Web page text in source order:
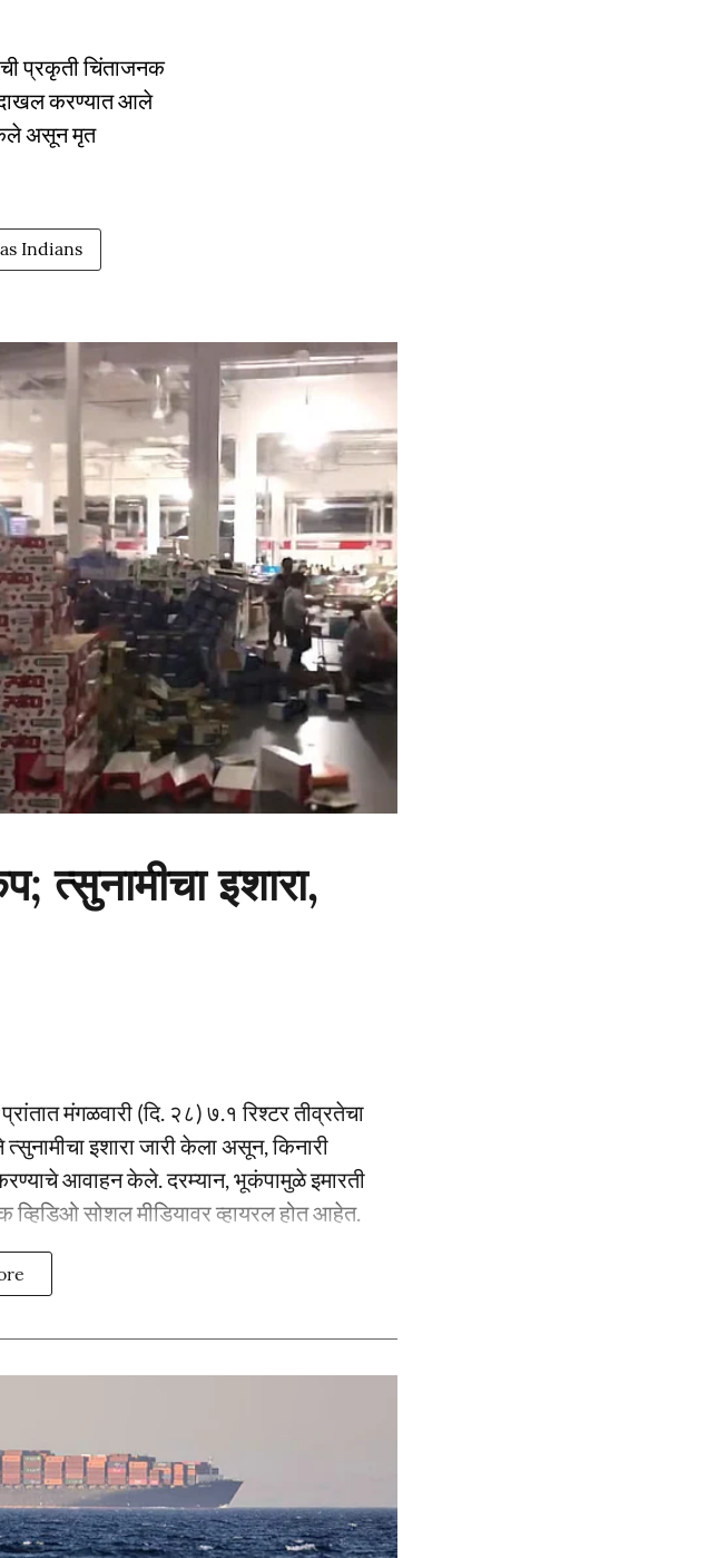
प्रकृती चिंताजनक
दाखल करण्यात आले
केले असून मृत
Indians
त्सुनामीचा इशारा,
मंगळवारी (दि. २८) ७.१ रिश्टर तीव्रतेचा
इशारा जारी केला असून, किनारी
आवाहन केले. दरम्यान, भूकंपामुळे इमारती
सोशल मीडियावर व्हायरल होत आहेत.